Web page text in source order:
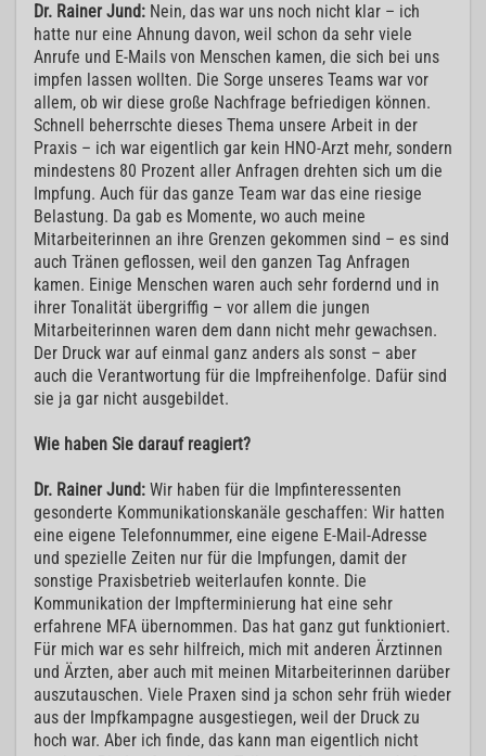
Dr. Rainer Jund: Nein, das war uns noch nicht klar – ich
hatte nur eine Ahnung davon, weil schon da sehr viele
Anrufe und E-Mails von Menschen kamen, die sich bei uns
impfen lassen wollten. Die Sorge unseres Teams war vor
allem, ob wir diese große Nachfrage befriedigen können.
Schnell beherrschte dieses Thema unsere Arbeit in der
Praxis – ich war eigentlich gar kein HNO-Arzt mehr, sondern
mindestens 80 Prozent aller Anfragen drehten sich um die
Impfung. Auch für das ganze Team war das eine riesige
Belastung. Da gab es Momente, wo auch meine
Mitarbeiterinnen an ihre Grenzen gekommen sind – es sind
auch Tränen geflossen, weil den ganzen Tag Anfragen
kamen. Einige Menschen waren auch sehr fordernd und in
ihrer Tonalität übergriffig – vor allem die jungen
Mitarbeiterinnen waren dem dann nicht mehr gewachsen.
Der Druck war auf einmal ganz anders als sonst – aber
auch die Verantwortung für die Impfreihenfolge. Dafür sind
sie ja gar nicht ausgebildet.
Wie haben Sie darauf reagiert?
Dr. Rainer Jund: Wir haben für die Impfinteressenten
gesonderte Kommunikationskanäle geschaffen: Wir hatten
eine eigene Telefonnummer, eine eigene E-Mail-Adresse
und spezielle Zeiten nur für die Impfungen, damit der
sonstige Praxisbetrieb weiterlaufen konnte. Die
Kommunikation der Impfterminierung hat eine sehr
erfahrene MFA übernommen. Das hat ganz gut funktioniert.
Für mich war es sehr hilfreich, mich mit anderen Ärztinnen
und Ärzten, aber auch mit meinen Mitarbeiterinnen darüber
auszutauschen. Viele Praxen sind ja schon sehr früh wieder
aus der Impfkampagne ausgestiegen, weil der Druck zu
hoch war. Aber ich finde, das kann man eigentlich nicht